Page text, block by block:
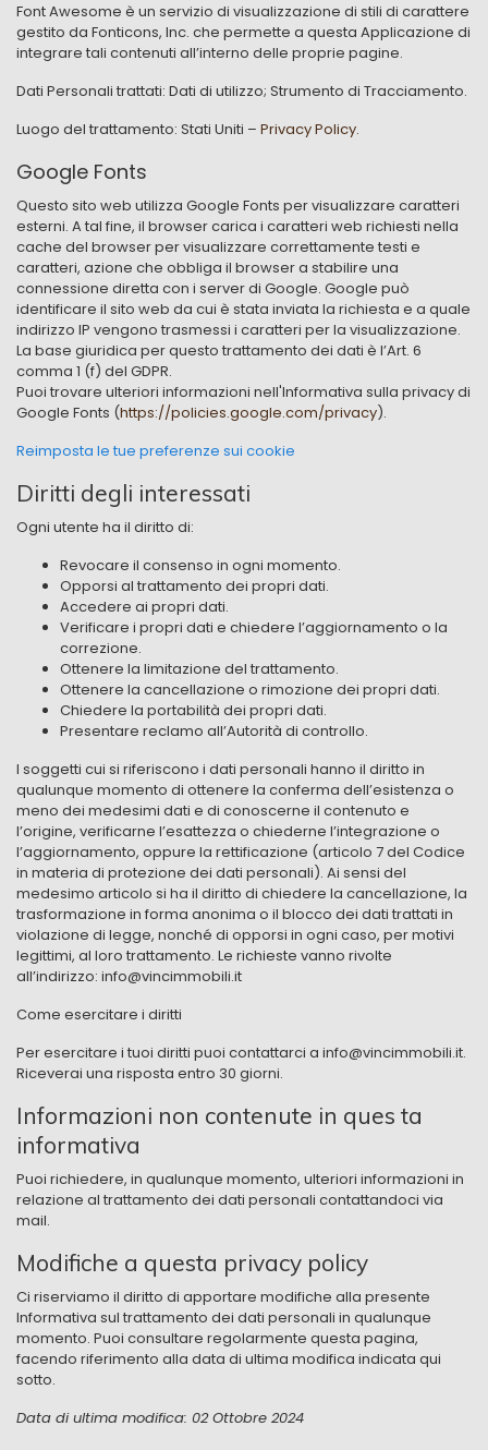
Font Awesome è un servizio di visualizzazione di stili di carattere
gestito da Fonticons, Inc. che permette a questa Applicazione di
integrare tali contenuti all’interno delle proprie pagine.
Dati Personali trattati: Dati di utilizzo; Strumento di Tracciamento.
Luogo del trattamento: Stati Uniti – Privacy Policy.
Google Fonts
Questo sito web utilizza Google Fonts per visualizzare caratteri
esterni. A tal fine, il browser carica i caratteri web richiesti nella
cache del browser per visualizzare correttamente testi e
caratteri, azione che obbliga il browser a stabilire una
connessione diretta con i server di Google. Google può
identificare il sito web da cui è stata inviata la richiesta e a quale
indirizzo IP vengono trasmessi i caratteri per la visualizzazione.
La base giuridica per questo trattamento dei dati è l’Art. 6
comma 1 (f) del GDPR.
Puoi trovare ulteriori informazioni nell'Informativa sulla privacy di
Google Fonts (https://policies.google.com/privacy).
Reimposta le tue preferenze sui cookie
Diritti degli interessati
Ogni utente ha il diritto di:
Revocare il consenso in ogni momento.
Opporsi al trattamento dei propri dati.
Accedere ai propri dati.
Verificare i propri dati e chiedere l’aggiornamento o la
correzione.
Ottenere la limitazione del trattamento.
Ottenere la cancellazione o rimozione dei propri dati.
Chiedere la portabilità dei propri dati.
Presentare reclamo all’Autorità di controllo.
I soggetti cui si riferiscono i dati personali hanno il diritto in
qualunque momento di ottenere la conferma dell’esistenza o
meno dei medesimi dati e di conoscerne il contenuto e
l’origine, verificarne l’esattezza o chiederne l’integrazione o
l’aggiornamento, oppure la rettificazione (articolo 7 del Codice
in materia di protezione dei dati personali). Ai sensi del
medesimo articolo si ha il diritto di chiedere la cancellazione, la
trasformazione in forma anonima o il blocco dei dati trattati in
violazione di legge, nonché di opporsi in ogni caso, per motivi
legittimi, al loro trattamento. Le richieste vanno rivolte
all’indirizzo: info@vincimmobili.it
Come esercitare i diritti
Per esercitare i tuoi diritti puoi contattarci a info@vincimmobili.it.
Riceverai una risposta entro 30 giorni.
Informazioni non contenute in ques ta
informativa
Puoi richiedere, in qualunque momento, ulteriori informazioni in
relazione al trattamento dei dati personali contattandoci via
mail.
Modifiche a questa privacy policy
Ci riserviamo il diritto di apportare modifiche alla presente
Informativa sul trattamento dei dati personali in qualunque
momento. Puoi consultare regolarmente questa pagina,
facendo riferimento alla data di ultima modifica indicata qui
sotto.
Data di ultima modifica: 02 Ottobre 2024